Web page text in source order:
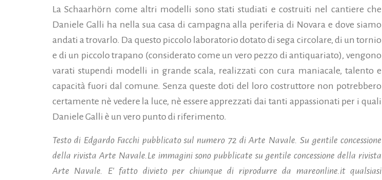
La Schaarhörn come altri modelli sono stati studiati e costruiti nel cantiere che
Daniele Galli ha nella sua casa di campagna alla periferia di Novara e dove siamo
andati a trovarlo. Da questo piccolo laboratorio dotato di sega circolare, di un tornio
e di un piccolo trapano (considerato come un vero pezzo di antiquariato), vengono
varati stupendi modelli in grande scala, realizzati con cura maniacale, talento e
capacità fuori dal comune. Senza queste doti del loro costruttore non potrebbero
certamente nè vedere la luce, nè essere apprezzati dai tanti appassionati per i quali
Daniele Galli è un vero punto di riferimento.
Testo di Edgardo Facchi pubblicato sul numero 72 di Arte Navale. Su gentile concessione
della rivista Arte Navale.Le immagini sono pubblicate su gentile concessione della rivista
Arte Navale. E' fatto divieto per chiunque di riprodurre da mareonline.it qualsiasi